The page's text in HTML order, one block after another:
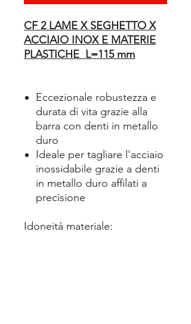
CF 2 LAME X SEGHETTO X
ACCIAIO INOX E MATERIE
PLASTICHE L=115 mm
Eccezionale robustezza e
durata di vita grazie alla
barra con denti in metallo
duro
Ideale per tagliare l'acciaio
inossidabile grazie a denti
in metallo duro affilati a
precisione
Idoneità materiale: